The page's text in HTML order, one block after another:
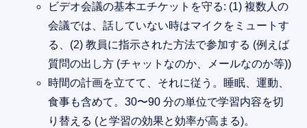
ビデオ会議の基本エチケットを守る: (1) 複数人の
会議では、話していない時はマイクをミュートす
る、(2) 教員に指示された方法で参加する (例えば
質問の出し方 (チャットなのか、メールなのか等))
時間の計画を立てて、それに従う。睡眠、運動、
食事も含めて。30〜90 分の単位で学習内容を切
り替える (と学習の効果と効率が高まる)。